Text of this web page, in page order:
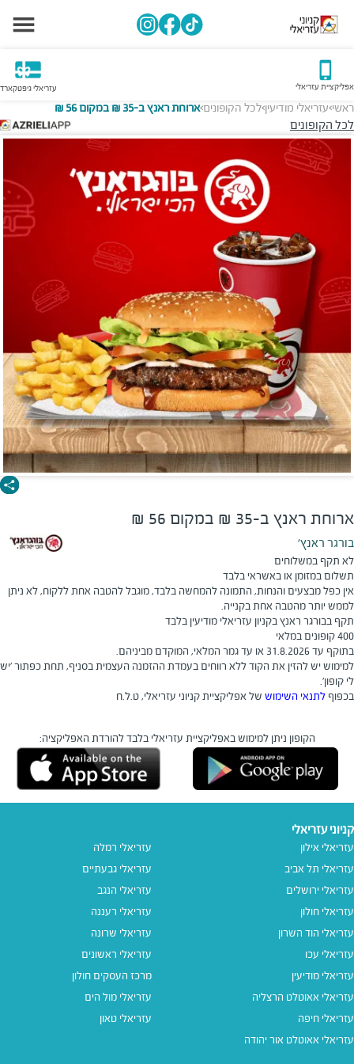
אפליקציית עזריאלי עזריאלי גיפטקארד
ראשי>עזריאלי מודיעין>לכל הקופונים>ארוחת ראנץ ב-35 ₪ במקום 56 ₪
לכל הקופונים
ארוחת ראנץ ב-35 ₪ במקום 56 ₪
בורגר ראנץ'
לא תקף במשלוחים
תשלום במזומן או באשראי בלבד
אין כפל מבצעים והנחות, התמונה להמחשה בלבד, מוגבל להטבה אחת ללקוח, לא ניתן
לממש יותר מהטבה אחת בקנייה.
תקף בבורגר ראנץ בקניון עזריאלי מודיעין בלבד
400 קופונים במלאי
בתוקף עד 31.8.2026 או עד גמר המלאי, המוקדם מביניהם.
​למימוש יש להזין את הקוד ללא רווחים בעמדת ההזמנה העצמית בסניף, תחת כפתור 'יש
לי קופון'.
בכפוף לתנאי השימוש של אפליקציית קניוני עזריאלי, ט.ל.ח
הקופון ניתן למימוש באפליקציית עזריאלי בלבד להורדת האפליקציה:
קניוני עזריאלי
עזריאלי אילון
עזריאלי תל אביב
עזריאלי ירושלים
עזריאלי חולון
עזריאלי הוד השרון
עזריאלי עכו
עזריאלי מודיעין
עזריאלי אאוטלט הרצליה
עזריאלי חיפה
עזריאלי אאוטלט אור יהודה
עזריאלי רמלה
עזריאלי גבעתיים
עזריאלי הנגב
עזריאלי רעננה
עזריאלי שרונה
עזריאלי ראשונים
מרכז העסקים חולון
עזריאלי מול הים
עזריאלי טאון